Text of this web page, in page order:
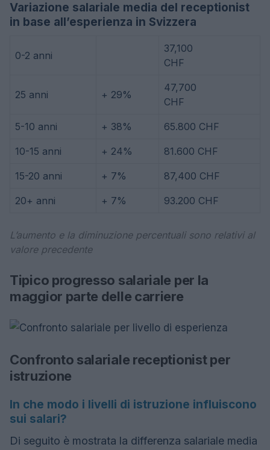
Variazione salariale media del receptionist
in base all’esperienza in Svizzera
0-2 anni
37,100
CHF
25 anni + 29%
47,700
CHF
5-10 anni + 38% 65.800 CHF
10-15 anni + 24% 81.600 CHF
15-20 anni + 7% 87,400 CHF
20+ anni + 7% 93.200 CHF
L’aumento e la diminuzione percentuali sono relativi al
valore precedente
Tipico progresso salariale per la
maggior parte delle carriere
Confronto salariale receptionist per
istruzione
In che modo i livelli di istruzione influiscono
sui salari?
Di seguito è mostrata la differenza salariale media